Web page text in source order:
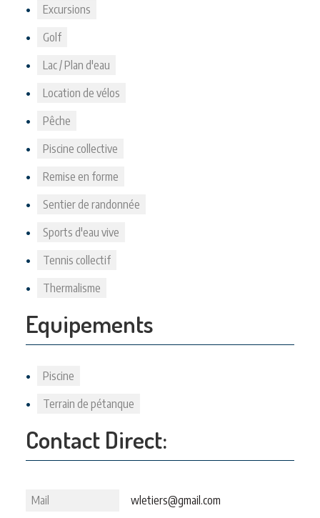
Excursions
Golf
Lac / Plan d'eau
Location de vélos
Pêche
Piscine collective
Remise en forme
Sentier de randonnée
Sports d'eau vive
Tennis collectif
Thermalisme
Equipements
Piscine
Terrain de pétanque
Contact Direct:
Mail wletiers@gmail.com